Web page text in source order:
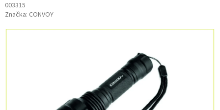
003315
Značka: CONVOY